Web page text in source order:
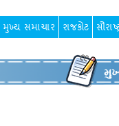
મુખ્ય સમાચાર રાજકોટ